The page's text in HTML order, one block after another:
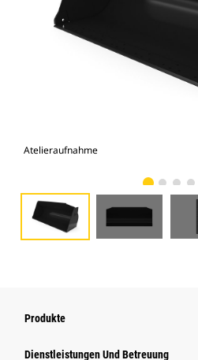
Atelieraufnahme
Produkte
Dienstleistungen Und Betreuung